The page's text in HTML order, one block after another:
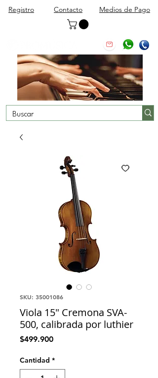
Registro Contacto Medios de Pago
SKU: 35001086
Viola 15" Cremona SVA-
500, calibrada por luthier
$499.900Precio
Cantidad *